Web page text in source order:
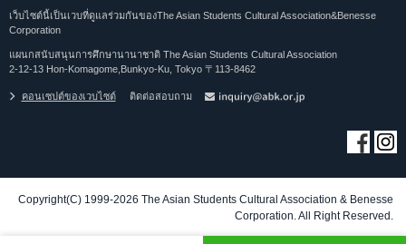
เว็บไซต์นี้เป็นเวบที่ดูแลร่วมกันของThe Asian Students Cultural Association&Benesse
Corporation
แผนกสนับสนุนการศึกษานานาชาติ The Asian Students Cultural Association
2-12-13 Hon-Komagome,Bunkyo-Ku, Tokyo 〒113-8462
คอนเซปต์ของเวบไซต์ ติดต่อสอบถาม
Copyright(C) 1999-2026 The Asian Students Cultural Association & Benesse
Corporation. All Right Reserved.